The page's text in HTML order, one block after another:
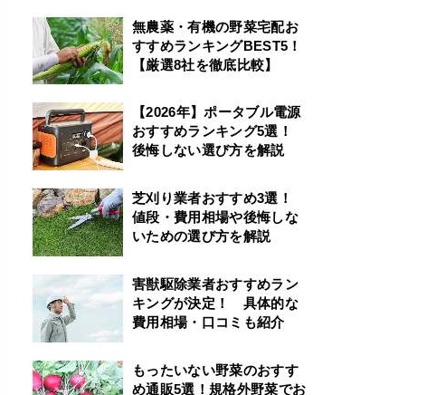
無農薬・有機の野菜宅配お
すすめランキングBEST5！
【厳選8社を徹底比較】
【2026年】ポータブル電源
おすすめランキング5選！
後悔しない選び方を解説
芝刈り業者おすすめ3選！
値段・費用相場や後悔しな
いための選び方を解説
害獣駆除業者おすすめラン
キングが決定！ 具体的な
費用相場・口コミも紹介
もったいない野菜のおすす
め通販5選！規格外野菜でお